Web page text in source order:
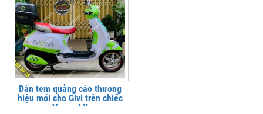
Dán tem quảng cáo thương
hiệu mới cho Givi trên chiếc
Vespa LX